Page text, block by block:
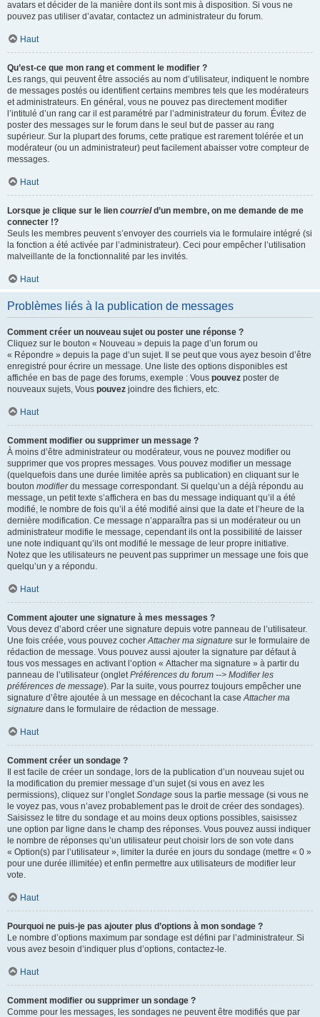
avatars et décider de la manière dont ils sont mis à disposition. Si vous ne
pouvez pas utiliser d’avatar, contactez un administrateur du forum.
Haut
Qu’est-ce que mon rang et comment le modifier ?
Les rangs, qui peuvent être associés au nom d’utilisateur, indiquent le nombre
de messages postés ou identifient certains membres tels que les modérateurs
et administrateurs. En général, vous ne pouvez pas directement modifier
l’intitulé d’un rang car il est paramétré par l’administrateur du forum. Évitez de
poster des messages sur le forum dans le seul but de passer au rang
supérieur. Sur la plupart des forums, cette pratique est rarement tolérée et un
modérateur (ou un administrateur) peut facilement abaisser votre compteur de
messages.
Haut
Lorsque je clique sur le lien courrield’un membre, on me demande de me
connecter !?
Seuls les membres peuvent s’envoyer des courriels via le formulaire intégré (si
la fonction a été activée par l’administrateur). Ceci pour empêcher l’utilisation
malveillante de la fonctionnalité par les invités.
Haut
Problèmes liés à la publication de messages
Comment créer un nouveau sujet ou poster une réponse ?
Cliquez sur le bouton « Nouveau » depuis la page d’un forum ou
« Répondre » depuis la page d’un sujet. Il se peut que vous ayez besoin d’être
enregistré pour écrire un message. Une liste des options disponibles est
affichée en bas de page des forums, exemple : Vous pouvez poster de
nouveaux sujets, Vous pouvez joindre des fichiers, etc.
Haut
Comment modifier ou supprimer un message ?
À moins d’être administrateur ou modérateur, vous ne pouvez modifier ou
supprimer que vos propres messages. Vous pouvez modifier un message
(quelquefois dans une durée limitée après sa publication) en cliquant sur le
bouton modifierdu message correspondant. Si quelqu’un a déjà répondu au
message, un petit texte s’affichera en bas du message indiquant qu’il a été
modifié, le nombre de fois qu’il a été modifié ainsi que la date et l’heure de la
dernière modification. Ce message n’apparaîtra pas si un modérateur ou un
administrateur modifie le message, cependant ils ont la possibilité de laisser
une note indiquant qu’ils ont modifié le message de leur propre initiative.
Notez que les utilisateurs ne peuvent pas supprimer un message une fois que
quelqu’un y a répondu.
Haut
Comment ajouter une signature à mes messages ?
Vous devez d’abord créer une signature depuis votre panneau de l’utilisateur.
Une fois créée, vous pouvez cocherAttacher ma signature sur le formulaire de
rédaction de message. Vous pouvez aussi ajouter la signature par défaut à
tous vos messages en activant l’option « Attacher ma signature » à partir du
panneau de l’utilisateur (ongletPréférences du forum --> Modifier les
préférences de message). Par la suite, vous pourrez toujours empêcher une
signature d’être ajoutée à un message en décochant la caseAttacher ma
signature dans le formulaire de rédaction de message.
Haut
Comment créer un sondage ?
Il est facile de créer un sondage, lors de la publication d’un nouveau sujet ou
la modification du premier message d’un sujet (si vous en avez les
permissions), cliquez sur l’ongletSondage sous la partie message (si vous ne
le voyez pas, vous n’avez probablement pas le droit de créer des sondages).
Saisissez le titre du sondage et au moins deux options possibles, saisissez
une option par ligne dans le champ des réponses. Vous pouvez aussi indiquer
le nombre de réponses qu’un utilisateur peut choisir lors de son vote dans
« Option(s) par l’utilisateur », limiter la durée en jours du sondage (mettre « 0 »
pour une durée illimitée) et enfin permettre aux utilisateurs de modifier leur
vote.
Haut
Pourquoi ne puis-je pas ajouter plus d’options à mon sondage ?
Le nombre d’options maximum par sondage est défini par l’administrateur. Si
vous avez besoin d’indiquer plus d’options, contactez-le.
Haut
Comment modifier ou supprimer un sondage ?
Comme pour les messages, les sondages ne peuvent être modifiés que par